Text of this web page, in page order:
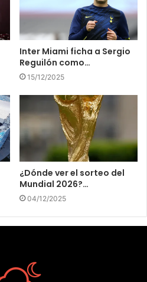
Inter Miami ficha a Sergio
Reguilón como…
15/12/2025
¿Dónde ver el sorteo del
Mundial 2026?…
04/12/2025